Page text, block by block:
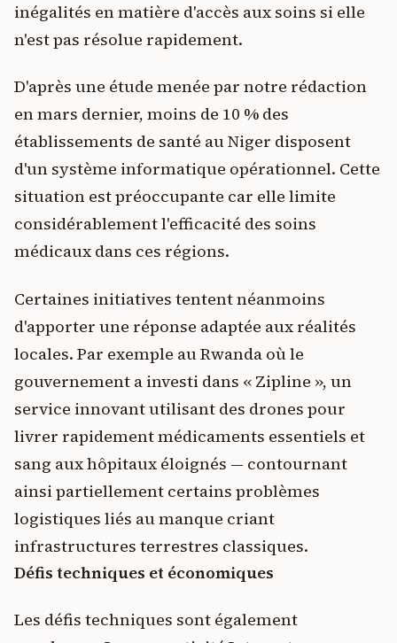
inégalités en matière d'accès aux soins si elle
n'est pas résolue rapidement.
D'après une étude menée par notre rédaction
en mars dernier, moins de 10 % des
établissements de santé au Niger disposent
d'un système informatique opérationnel. Cette
situation est préoccupante car elle limite
considérablement l'efficacité des soins
médicaux dans ces régions.
Certaines initiatives tentent néanmoins
d'apporter une réponse adaptée aux réalités
locales. Par exemple au Rwanda où le
gouvernement a investi dans « Zipline », un
service innovant utilisant des drones pour
livrer rapidement médicaments essentiels et
sang aux hôpitaux éloignés — contournant
ainsi partiellement certains problèmes
logistiques liés au manque criant
infrastructures terrestres classiques.
Défis techniques et économiques
Les défis techniques sont également